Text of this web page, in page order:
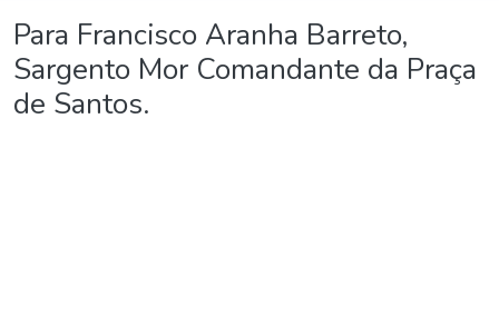
Estatísticas
Para Francisco Aranha Barreto,
Sargento Mor Comandante da Praça
de Santos.